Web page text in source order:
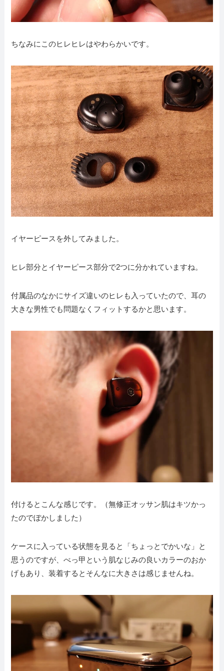
ちなみにこのヒレヒレはやわらかいです。
イヤーピースを外してみました。
ヒレ部分とイヤーピース部分で2つに分かれていますね。
付属品のなかにサイズ違いのヒレも入っていたので、耳の
大きな男性でも問題なくフィットするかと思います。
付けるとこんな感じです。（無修正オッサン肌はキツかっ
たのでぼかしました）
ケースに入っている状態を見ると「ちょっとでかいな」と
思うのですが、べっ甲という肌なじみの良いカラーのおか
げもあり、装着するとそんなに大きさは感じませんね。